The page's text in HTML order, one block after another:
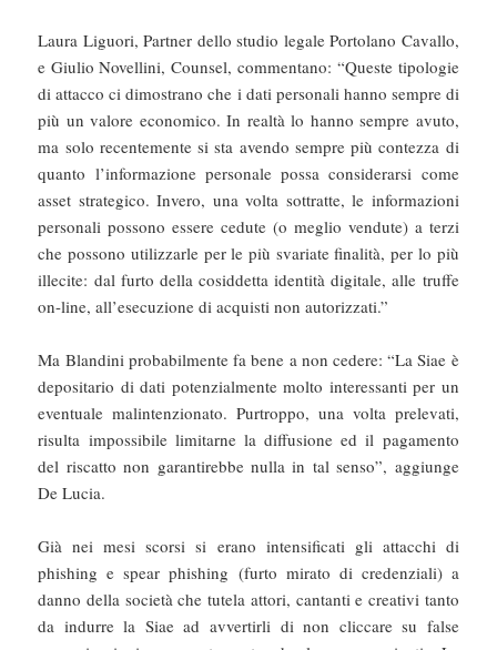
Laura Liguori, Partner dello studio legale Portolano Cavallo,
e Giulio Novellini, Counsel, commentano: “Queste tipologie
di attacco ci dimostrano che i dati personali hanno sempre di
più un valore economico. In realtà lo hanno sempre avuto,
ma solo recentemente si sta avendo sempre più contezza di
quanto l’informazione personale possa considerarsi come
asset strategico. Invero, una volta sottratte, le informazioni
personali possono essere cedute (o meglio vendute) a terzi
che possono utilizzarle per le più svariate finalità, per lo più
illecite: dal furto della cosiddetta identità digitale, alle truffe
on-line, all’esecuzione di acquisti non autorizzati.”
Ma Blandini probabilmente fa bene a non cedere: “La Siae è
depositario di dati potenzialmente molto interessanti per un
eventuale malintenzionato. Purtroppo, una volta prelevati,
risulta impossibile limitarne la diffusione ed il pagamento
del riscatto non garantirebbe nulla in tal senso”, aggiunge
De Lucia.
Già nei mesi scorsi si erano intensificati gli attacchi di
phishing e spear phishing (furto mirato di credenziali) a
danno della società che tutela attori, cantanti e creativi tanto
da indurre la Siae ad avvertirli di non cliccare su false